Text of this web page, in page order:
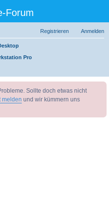
Forum
Anmelden
Registrieren
Pro
uc
Sollte doch etwas nicht
melden und wir kümmern uns